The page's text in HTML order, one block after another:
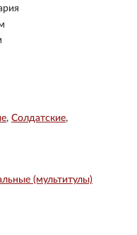
Солдатские
(мультитулы)